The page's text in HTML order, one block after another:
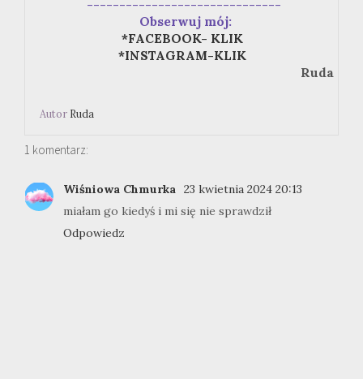
------------------------------
Obserwuj mój:
*FACEBOOK- KLIK
*INSTAGRAM-KLIK
Ruda
Autor Ruda
1 komentarz:
Wiśniowa Chmurka 23 kwietnia 2024 20:13
miałam go kiedyś i mi się nie sprawdził
Odpowiedz